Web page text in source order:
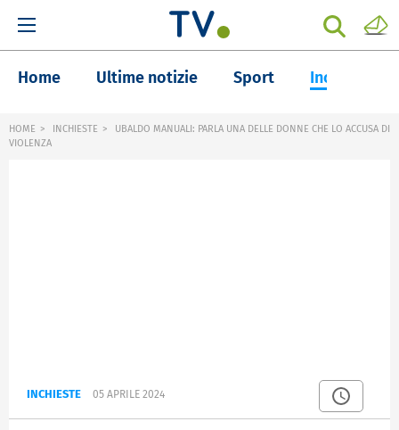
Home Ultime notizie Sport Inchieste
HOME INCHIESTE
UBALDO MANUALI: PARLA UNA DELLE DONNE CHE LO ACCUSA DI
VIOLENZA
INCHIESTE 05 APRILE 2024